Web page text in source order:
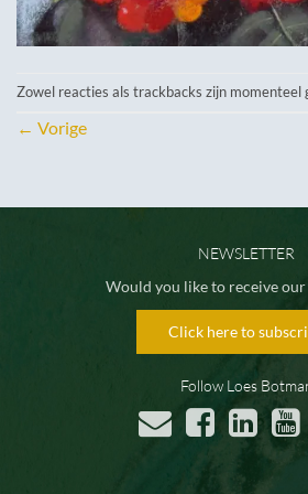
Zowel reacties als trackbacks zijn momenteel
← Vorige
NEWSLETTER
Would you like to receive
Click here to
Follow Loes